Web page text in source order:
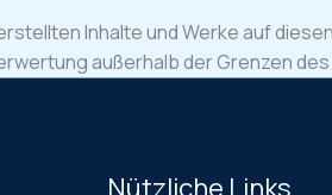
Inhalte und Werke auf
außerhalb der Grenzen
Nützliche Links